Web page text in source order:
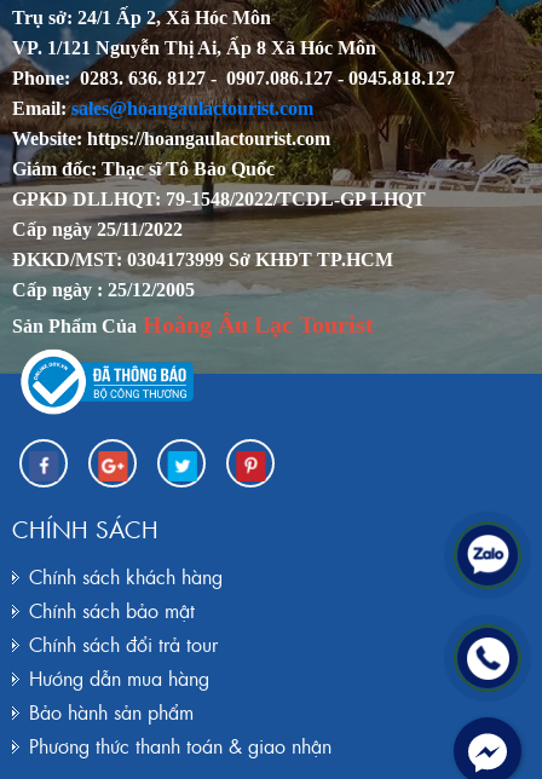
Trụ sở: 24/1 Ấp 2, Xã Hóc Môn
VP. 1/121 Nguyễn Thị Ai, Ấp 8 Xã Hóc Môn
Phone: 0283. 636. 8127 - 0907.086.127 - 0945.818.127
Email:sales@hoangaulactourist.com
Website: https://hoangaulactourist.com
Giám đốc: Thạc sĩ Tô Bảo Quốc
GPKD DLLHQT: 79-1548/2022/TCDL-GP LHQT
Cấp ngày 25/11/2022
ĐKKD/MST: 0304173999 Sở KHĐT TP.HCM
Cấp ngày : 25/12/2005
Sản Phẩm Của Hoàng Âu Lạc Tourist
CHÍNH SÁCH
Chính sách khách hàng
Chính sách bảo mật
Chính sách đổi trả tour
Hướng dẫn mua hàng
Bảo hành sản phẩm
Phương thức thanh toán & giao nhận